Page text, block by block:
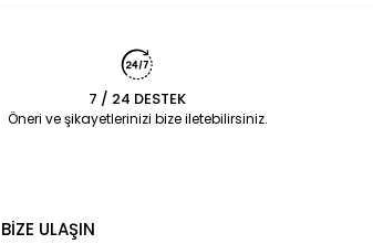
7 / 24 DESTEK
Öneri ve şikayetlerinizi bize iletebilirsiniz.
BİZE ULAŞIN